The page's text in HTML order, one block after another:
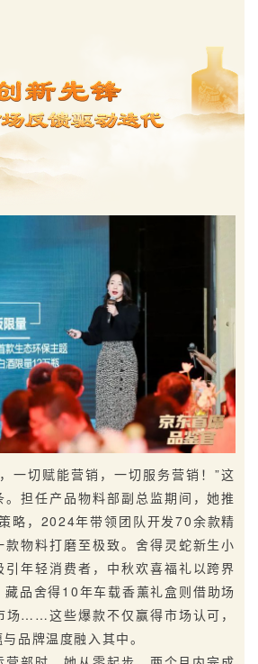
一切赋能营销，一切服务营销！”这
担任产品物料部副总监期间，她推
略，2024年带领团队开发70余款精
款物料打磨至极致。舍得灵蛇新生小
年轻消费者，中秋欢喜福礼以跨界
品舍得10年车载香薰礼盒则借助场
场……这些爆款不仅赢得市场认可，
品牌温度融入其中。